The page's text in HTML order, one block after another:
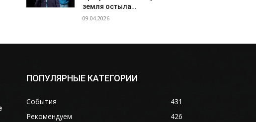
земля остыла…
09.04.2026
ПОПУЛЯРНЫЕ КАТЕГОРИИ
События
431
Рекомендуем
426